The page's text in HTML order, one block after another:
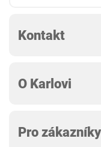
Kontakt
O Karlovi
Pro zákazníky